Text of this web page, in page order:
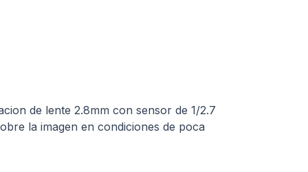
de lente 2.8mm con sensor de 1/2.7
la imagen en condiciones de poca